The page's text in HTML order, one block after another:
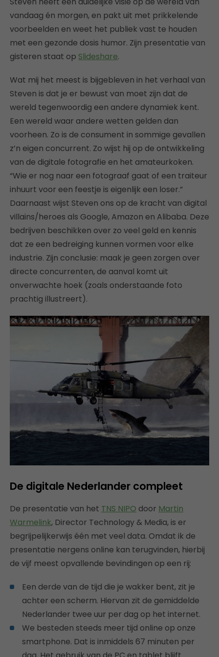
vandaag én morgen, en pakt uit met prikkelende
voorbeelden en weet het publiek vast te houden
met een gezonde dosis humor. Zijn presentatie van
gisteren staat op Slideshare.
Wat mij het meest is bijgebleven in het verhaal van
Steven is dat je er bewust van moet zijn dat de
wereld tegenwoordig een andere dynamiek kent.
Een wereld waar andere wetten gelden dan
voorheen. Zo is de consument in sommige gevallen
z’n eigen concurrent. Zo wijst hij op de ontwikkeling
van de digitale fotografie en het amateurkoken.
“Wie er nog naar een fotograaf gaat of een traiteur
inhuurt voor een feestje is eigenlijk een loser.”
Daarnaast wijst Steven ons op de kracht van digital
villains/heroes als Google, Amazon en Alibaba. Deze
bedrijven beschikken over zo veel geld en kennis
dat ze een bedreiging kunnen vormen voor elke
industrie. Zijn conclusie: maak je geen zorgen over
directe concurrenten, de aanval komt uit
onverwachte hoek (zoals onderstaande foto
prachtig illustreert).
De digitale Nederlander compleet
De presentatie van het TNS NIPO door Martin
Warmelink, Director Technology & Media, is er
begrijpelijkerwijs één met veel data. Omdat ik de
presentatie nergens online kan terugvinden, hierbij
de vijf meest opvallende bevindingen op een rij:
Een derde van de tijd die je wakker bent, zit je
achter een scherm. Hiervan zit de gemiddelde
Nederlander twee uur per dag op het internet.
We besteden steeds meer tijd online op onze
smartphone. Dat is inmiddels 67 minuten per